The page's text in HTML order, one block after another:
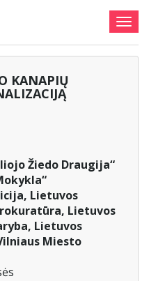
KANAPIŲ
Žiedo Draugija“
Lietuvos
Lietuvos
Lietuvos
Miesto